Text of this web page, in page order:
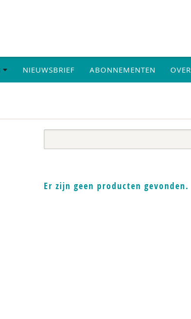
NIEUWSBRIEF ABONNEMENTEN OVER
Er zijn geen producten gevonden.